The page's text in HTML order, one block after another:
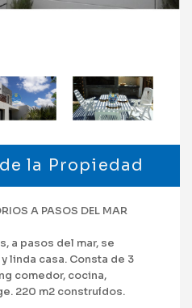
la Propiedad
A PASOS DEL MAR
a pasos del mar, se
linda casa. Consta de 3
comedor, cocina,
220 m2 construídos.